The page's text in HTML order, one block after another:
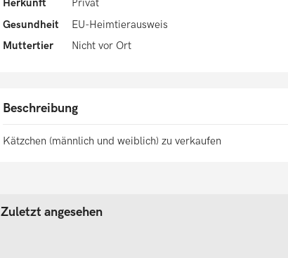
Herkunft
Privat
Gesundheit
EU-Heimtierausweis
Muttertier
Nicht vor Ort
Beschreibung
Kätzchen (männlich und weiblich) zu verkaufen
Zuletzt angesehen